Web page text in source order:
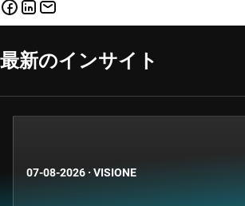
最新のインサイト
07-08-2026 · VISIONE